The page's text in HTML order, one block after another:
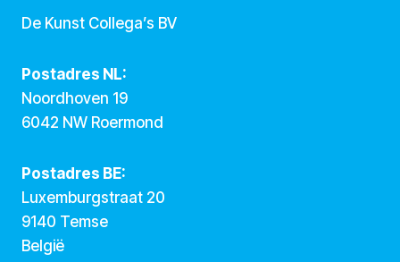
De Kunst Collega’s BV
Postadres NL:
Noordhoven 19
6042 NW Roermond
Postadres BE:
Luxemburgstraat 20
9140 Temse
België